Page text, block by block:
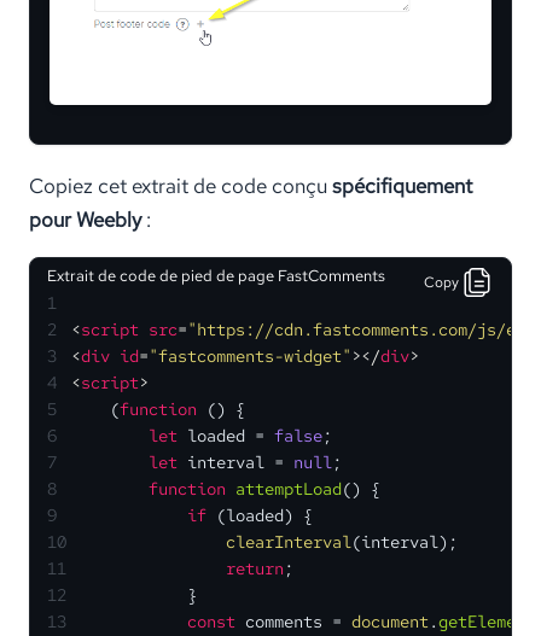
Copiez cet extrait de code conçuspécifiquement
pour Weebly:
Extrait de code de pied de page FastComments Copy
1
2
<script src="https://cdn.fastcomments.com/js/
3
<div id="fastcomments-widget" ></div>
4
<script>
5
    (
function () {
6
let loaded = false;
7
let interval = null;
8
function attemptLoad() {
9
if (loaded) {
10
clearInterval(interval);
11
return ;
12
            }
13
const comments = document .